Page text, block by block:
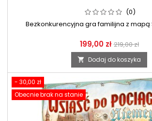
(0)
Bezkonkurencyjna gra familijna z mapą
199,00 zł 219,00 zł
 Dodaj do koszyka
- 30,00 zł
Obecnie brak na stanie